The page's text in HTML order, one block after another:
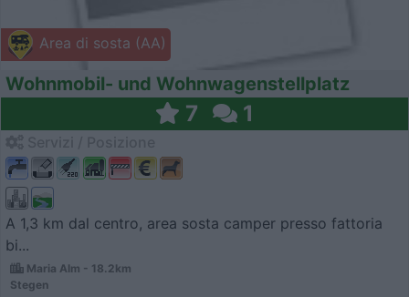
Area di sosta (AA)
Wohnmobil- und Wohnwagenstellplatz
7 1
A 1,3 km dal centro, area sosta camper presso fattoria
bi...
Maria Alm - 18.2km
Stegen